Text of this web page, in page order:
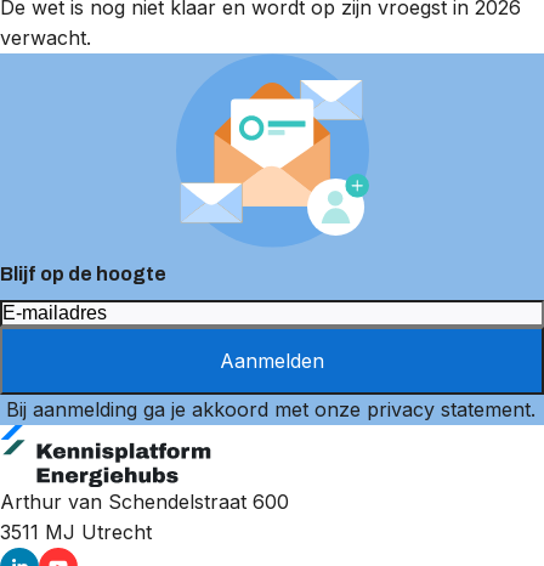
De wet is nog niet klaar en wordt op zijn vroegst in 2026
verwacht.
Blijf op de hoogte
Aanmelden
Bij aanmelding ga je akkoord met onze privacy statement.
Arthur van Schendelstraat 600
3511 MJ Utrecht